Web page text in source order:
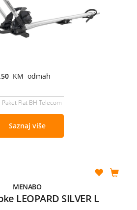
KM odmah
Flat BH Telecom
Saznaj više
MENABO
LEOPARD SILVER L